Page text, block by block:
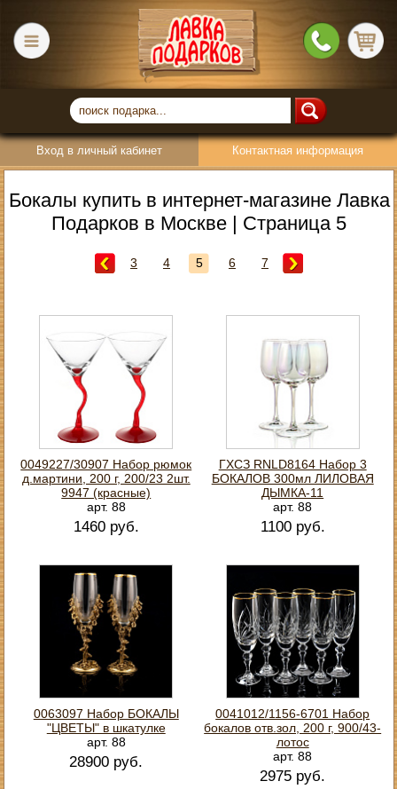
Вход в личный кабинет Контактная информация
Бокалы купить в интернет-магазине Лавка
Подарков в Москве | Страница 5
3 4 5 6 7
0049227/30907 Набор рюмок
д.мартини, 200 г, 200/23 2шт.
9947 (красные)
арт. 88
1460 руб.
ГХСЗ RNLD8164 Набор 3
БОКАЛОВ 300мл ЛИЛОВАЯ
ДЫМКА-11
арт. 88
1100 руб.
0063097 Набор БОКАЛЫ
"ЦВЕТЫ" в шкатулке
арт. 88
28900 руб.
0041012/1156-6701 Набор
бокалов отв.зол, 200 г, 900/43-
лотос
арт. 88
2975 руб.